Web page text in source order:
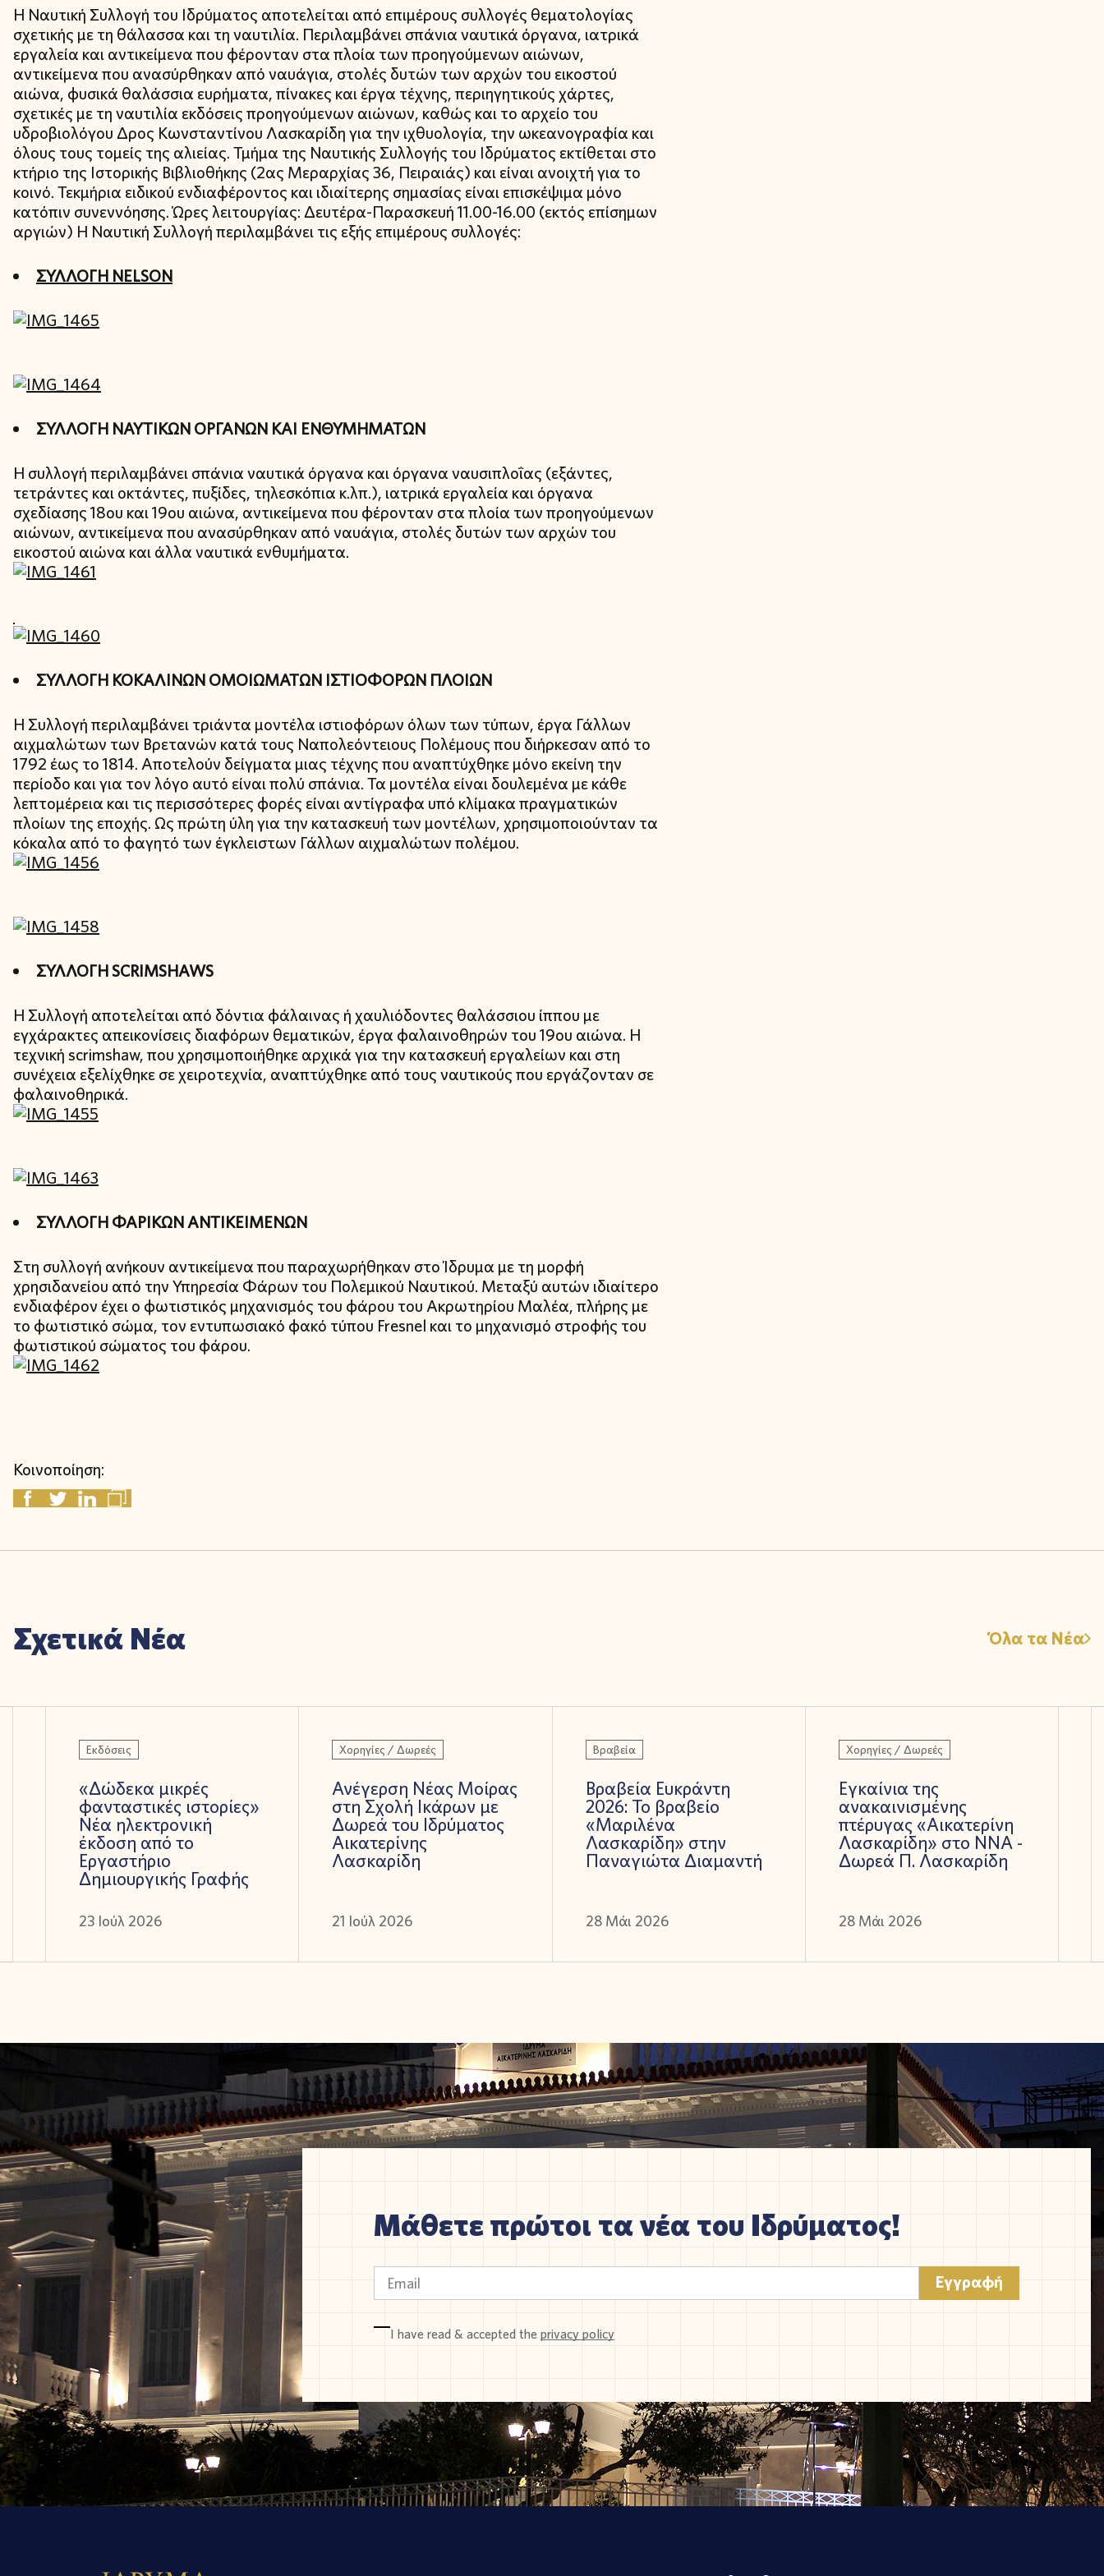
Η Ναυτική Συλλογή του Ιδρύματος αποτελείται από επιμέρους συλλογές θεματολογίας
σχετικής με τη θάλασσα και τη ναυτιλία. Περιλαμβάνει σπάνια ναυτικά όργανα, ιατρικά
εργαλεία και αντικείμενα που φέρονταν στα πλοία των προηγούμενων αιώνων,
αντικείμενα που ανασύρθηκαν από ναυάγια, στολές δυτών των αρχών του εικοστού
αιώνα, φυσικά θαλάσσια ευρήματα, πίνακες και έργα τέχνης, περιηγητικούς χάρτες,
σχετικές με τη ναυτιλία εκδόσεις προηγούμενων αιώνων, καθώς και το αρχείο του
υδροβιολόγου Δρος Κωνσταντίνου Λασκαρίδη για την ιχθυολογία, την ωκεανογραφία και
όλους τους τομείς της αλιείας. Τμήμα της Ναυτικής Συλλογής του Ιδρύματος εκτίθεται στο
κτήριο της Ιστορικής Βιβλιοθήκης (2ας Μεραρχίας 36, Πειραιάς) και είναι ανοιχτή για το
κοινό. Τεκμήρια ειδικού ενδιαφέροντος και ιδιαίτερης σημασίας είναι επισκέψιμα μόνο
κατόπιν συνεννόησης. Ώρες λειτουργίας: Δευτέρα-Παρασκευή 11.00-16.00 (εκτός επίσημων
αργιών) Η Ναυτική Συλλογή περιλαμβάνει τις εξής επιμέρους συλλογές:
ΣΥΛΛΟΓΗ NELSON
ΣΥΛΛΟΓΗ ΝΑΥΤΙΚΩΝ ΟΡΓΑΝΩΝ ΚΑΙ ΕΝΘΥΜΗΜΑΤΩΝ
Η συλλογή περιλαμβάνει σπάνια ναυτικά όργανα και όργανα ναυσιπλοΐας (εξάντες,
τετράντες και οκτάντες, πυξίδες, τηλεσκόπια κ.λπ.), ιατρικά εργαλεία και όργανα
σχεδίασης 18ου και 19ου αιώνα, αντικείμενα που φέρονταν στα πλοία των προηγούμενων
αιώνων, αντικείμενα που ανασύρθηκαν από ναυάγια, στολές δυτών των αρχών του
εικοστού αιώνα και άλλα ναυτικά ενθυμήματα.
ΣΥΛΛΟΓΗ ΚΟΚΑΛΙΝΩΝ ΟΜΟΙΩΜΑΤΩΝ ΙΣΤΙΟΦΟΡΩΝ ΠΛΟΙΩΝ
Η Συλλογή περιλαμβάνει τριάντα μοντέλα ιστιοφόρων όλων των τύπων, έργα Γάλλων
αιχμαλώτων των Βρετανών κατά τους Ναπολεόντειους Πολέμους που διήρκεσαν από το
1792 έως το 1814. Αποτελούν δείγματα μιας τέχνης που αναπτύχθηκε μόνο εκείνη την
περίοδο και για τον λόγο αυτό είναι πολύ σπάνια. Τα μοντέλα είναι δουλεμένα με κάθε
λεπτομέρεια και τις περισσότερες φορές είναι αντίγραφα υπό κλίμακα πραγματικών
πλοίων της εποχής. Ως πρώτη ύλη για την κατασκευή των μοντέλων, χρησιμοποιούνταν τα
κόκαλα από το φαγητό των έγκλειστων Γάλλων αιχμαλώτων πολέμου.
ΣΥΛΛΟΓΗ SCRIMSHAWS
Η Συλλογή αποτελείται από δόντια φάλαινας ή χαυλιόδοντες θαλάσσιου ίππου με
εγχάρακτες απεικονίσεις διαφόρων θεματικών, έργα φαλαινοθηρών του 19ου αιώνα. Η
τεχνική scrimshaw, που χρησιμοποιήθηκε αρχικά για την κατασκευή εργαλείων και στη
συνέχεια εξελίχθηκε σε χειροτεχνία, αναπτύχθηκε από τους ναυτικούς που εργάζονταν σε
φαλαινοθηρικά.
ΣΥΛΛΟΓΗ ΦΑΡΙΚΩΝ ΑΝΤΙΚΕΙΜΕΝΩΝ
Στη συλλογή ανήκουν αντικείμενα που παραχωρήθηκαν στο Ίδρυμα με τη μορφή
χρησιδανείου από την Υπηρεσία Φάρων του Πολεμικού Ναυτικού. Μεταξύ αυτών ιδιαίτερο
ενδιαφέρον έχει ο φωτιστικός μηχανισμός του φάρου του Ακρωτηρίου Μαλέα, πλήρης με
το φωτιστικό σώμα, τον εντυπωσιακό φακό τύπου Fresnel και το μηχανισμό στροφής του
φωτιστικού σώματος του φάρου.
Κοινοποίηση:
Σχετικά Νέα Όλα τα Νέα
Εκδόσεις
«Δώδεκα μικρές
φανταστικές ιστορίες»
Νέα ηλεκτρονική
έκδοση από το
Εργαστήριο
Δημιουργικής Γραφής
23 Ιούλ 2026
Χορηγίες / Δωρεές
Ανέγερση Νέας Μοίρας
στη Σχολή Ικάρων με
Δωρεά του Ιδρύματος
Αικατερίνης
Λασκαρίδη
21 Ιούλ 2026
Βραβεία
Βραβεία Ευκράντη
2026: Το βραβείο
«Μαριλένα
Λασκαρίδη» στην
Παναγιώτα Διαμαντή
28 Μάι 2026
Χορηγίες / Δωρεές
Εγκαίνια της
ανακαινισμένης
πτέρυγας «Αικατερίνη
Λασκαρίδη» στο ΝΝΑ -
Δωρεά Π. Λασκαρίδη
28 Μάι 2026
Μάθετε πρώτοι τα νέα του Ιδρύματος!
I have read & accepted theprivacy policy